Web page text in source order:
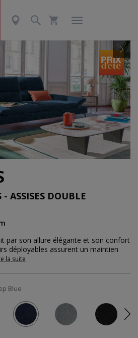
ASSISES DOUBLE
par son allure élégante et son confort
déployables assurent un maintien
la suite
Blue